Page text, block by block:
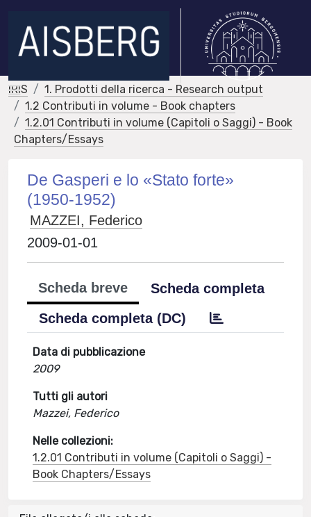
IRIS
1. Prodotti della ricerca - Research output
1.2 Contributi in volume - Book chapters
1.2.01 Contributi in volume (Capitoli o Saggi) - Book
Chapters/Essays
De Gasperi e lo «Stato forte»
(1950-1952)
MAZZEI, Federico
2009-01-01
Scheda breve
Scheda completa
Scheda completa (DC)
Data di pubblicazione
2009
Tutti gli autori
Mazzei, Federico
Nelle collezioni:
1.2.01 Contributi in volume (Capitoli o Saggi) -
Book Chapters/Essays